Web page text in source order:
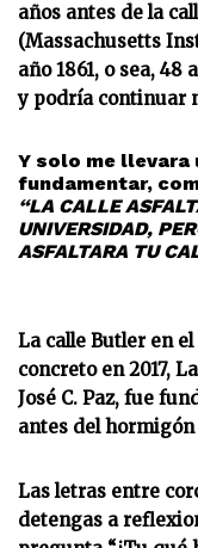
años antes de la
(Massachusetts
año 1861, o sea,
y podría continuar
Y solo me llevara
fundamentar,
“LA CALLE
UNIVERSIDAD,
ASFALTARA TU
La calle Butler en
concreto en 2017,
José C. Paz, fue
antes del hormigón
Las letras entre
detengas a